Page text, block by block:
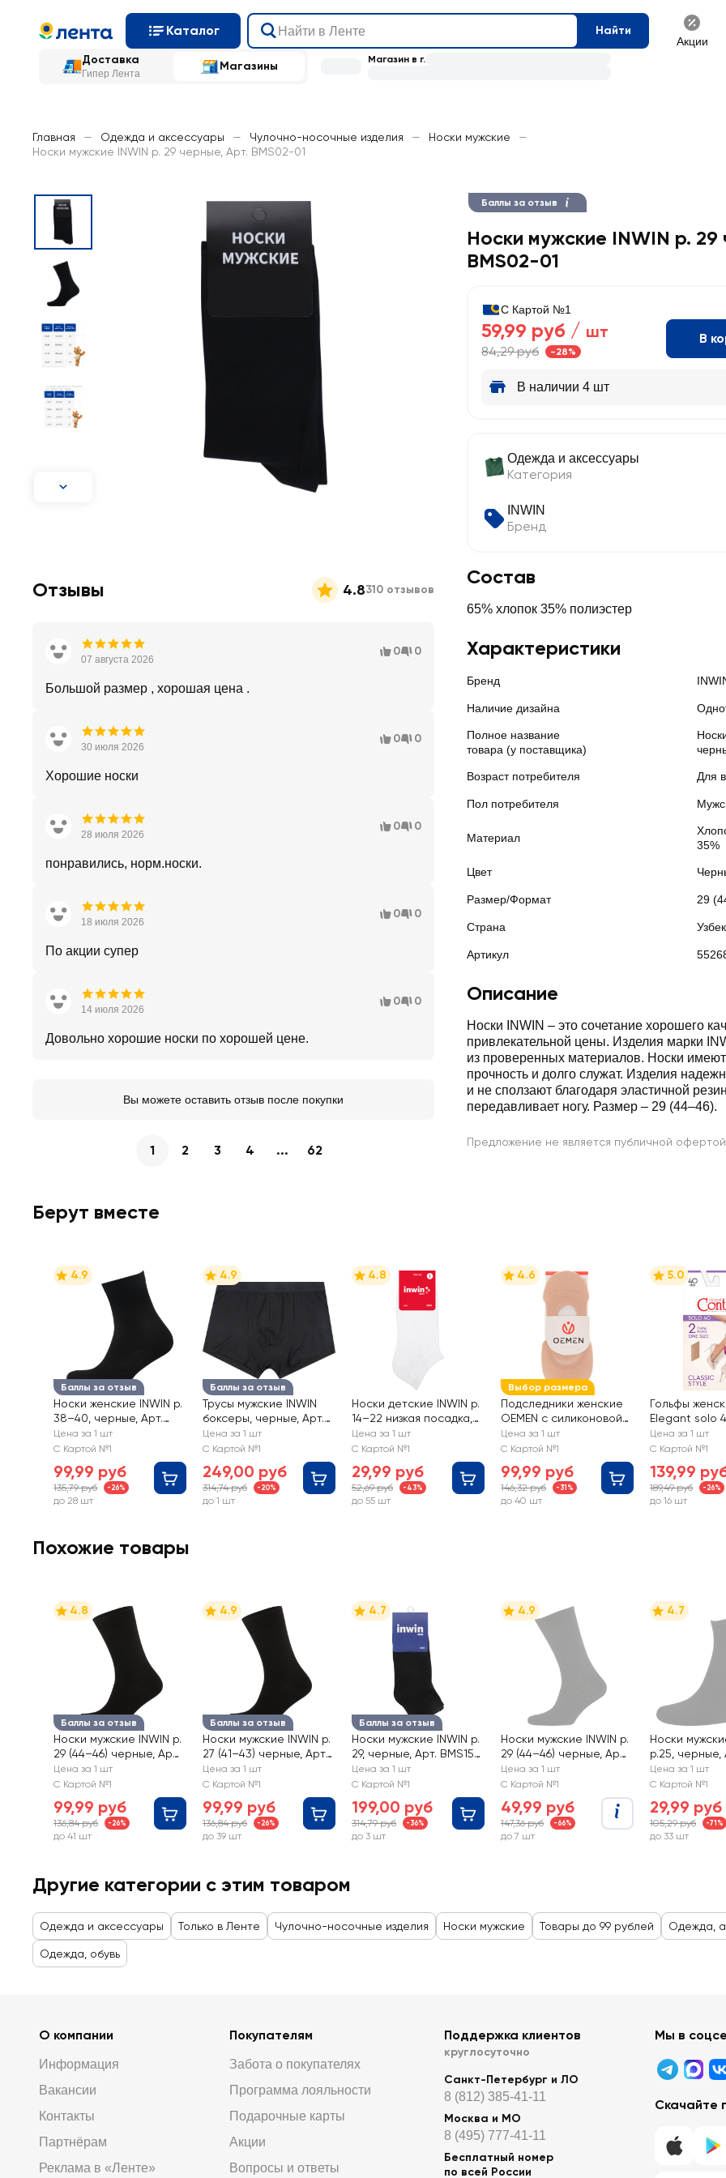
Каталог Найти
Акции
Доставка
Гипер Лента
Магазины Магазин в г.
Главная — Одежда и аксессуары — Чулочно-носочные изделия — Носки мужские
—
Носки мужские INWIN р. 29 черные, Арт. BMS02-01
Баллы за отзыв
Носки мужские INWIN р.
BMS02-01
С Картой №1
59,99 руб / шт
84,29 руб -28%
В
В наличии 4 шт
Одежда и аксессуары
Категория
INWIN
Бренд
Состав
65% хлопок 35% полиэстер
Характеристики
Бренд
Наличие дизайна
Полное название
товара (у поставщика)
Возраст потребителя Для
Пол потребителя
Материал
35%
Цвет
Размер/Формат 29
Страна
Артикул
Описание
Носки INWIN – это сочетание хорошего
привлекательной цены. Изделия марки
из проверенных материалов. Носки
прочность и долго служат. Изделия
и не сползают благодаря эластичной
передавливает ногу. Размер – 29 (44–46).
Предложение не является публичной офертой
Отзывы 4.8310 отзывов
07 августа 2026
0 0
Большой размер , хорошая цена .
30 июля 2026
0 0
Хорошие носки
28 июля 2026
0 0
понравились, норм.носки.
18 июля 2026
0 0
По акции супер
14 июля 2026
0 0
Довольно хорошие носки по хорошей цене.
Вы можете оставить отзыв после покупки
1 2 3 4 ... 62
Берут вместе
Баллы за отзыв
4.9
Носки женские INWIN р.
38–40, черные, Арт.
BWS01-02
Цена за 1 шт
С Картой №1
99,99 руб
135,79 руб -26%
до 28 шт
Баллы за отзыв
4.9
Трусы мужские INWIN
боксеры, черные, Арт.
R25101-4
Цена за 1 шт
С Картой №1
249,00 руб
314,74 руб -20%
до 1 шт
4.8
Носки детские INWIN р.
14–22 низкая посадка,
белые, Арт BKSU-01-LW
Цена за 1 шт
С Картой №1
29,99 руб
52,69 руб -43%
до 55 шт
Выбор размера
4.6
Подследники женские
OEMEN с силиконовой
вставкой на пятке,
бежевые, Арт. KP006
Цена за 1 шт
С Картой №1
99,99 руб
146,32 руб -31%
до 40 шт
5.0
Гольфы
Elegant solo
natural, Арт.
20С-198СП,
Цена за 1 шт
С Картой №1
139,99
189,49 руб -26%
до 16 шт
Похожие товары
Баллы за отзыв
4.8
Носки мужские INWIN р.
29 (44–46) черные, Арт.
BMS04-01
Цена за 1 шт
С Картой №1
99,99 руб
136,84 руб -26%
до 41 шт
Баллы за отзыв
4.9
Носки мужские INWIN р.
27 (41–43) черные, Арт.
BMS04-01
Цена за 1 шт
С Картой №1
99,99 руб
136,84 руб -26%
до 39 шт
Баллы за отзыв
4.7
Носки мужские INWIN р.
29, черные, Арт. BMS15,
3пары
Цена за 1 шт
С Картой №1
199,00 руб
314,79 руб -36%
до 3 шт
4.9
Носки мужские INWIN р.
29 (44–46) черные, Арт.
BMS06-01
Цена за 1 шт
С Картой №1
49,99 руб
147,36 руб -66%
до 7 шт
4.7
Носки
р.25, черные,
BMS12-1
Цена за 1 шт
С Картой №1
29,99 руб
105,29 руб -71%
до 33 шт
Другие категории с этим товаром
Одежда и аксессуары Только в Ленте Чулочно-носочные изделия Носки мужские Товары до 99 рублей Одежда,
Одежда, обувь
О компании
Информация
Вакансии
Контакты
Партнёрам
Реклама в «Ленте»
Покупателям
Забота о покупателях
Программа лояльности
Подарочные карты
Акции
Вопросы и ответы
Поддержка клиентов
круглосуточно
Санкт-Петербург и ЛО
8 (812) 385-41-11
Москва и МО
8 (495) 777-41-11
Бесплатный номер
по всей России
Мы в
Скачайте